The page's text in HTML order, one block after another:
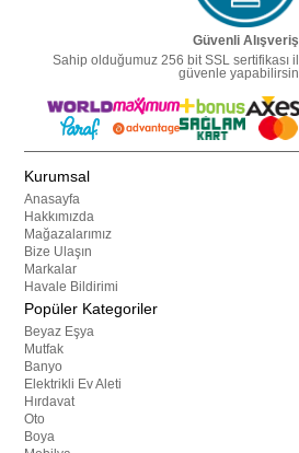
Güvenli Alışveriş
Sahip olduğumuz 256 bit SSL sertifikası
güvenle
Kurumsal
Anasayfa
Hakkımızda
Mağazalarımız
Bize Ulaşın
Markalar
Havale Bildirimi
Popüler Kategoriler
Beyaz Eşya
Mutfak
Banyo
Elektrikli Ev Aleti
Hırdavat
Oto
Boya